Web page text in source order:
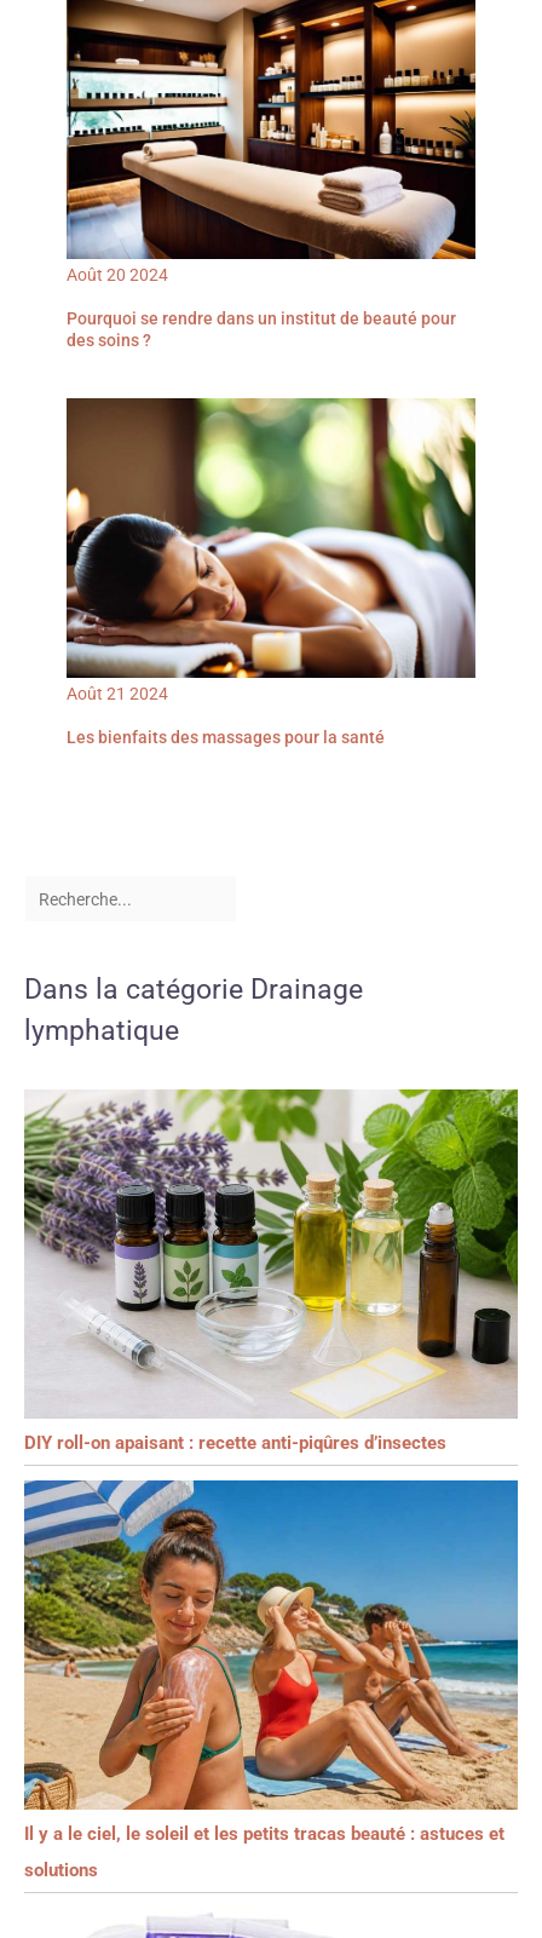
Août 20 2024
Pourquoi se rendre dans un institut de beauté pour
des soins ?
Août 21 2024
Les bienfaits des massages pour la santé
Dans la catégorie Drainage
lymphatique
DIY roll-on apaisant : recette anti-piqûres d’insectes
Il y a le ciel, le soleil et les petits tracas beauté : astuces et
solutions